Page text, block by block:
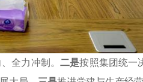
全力冲制。二是按照集团统一